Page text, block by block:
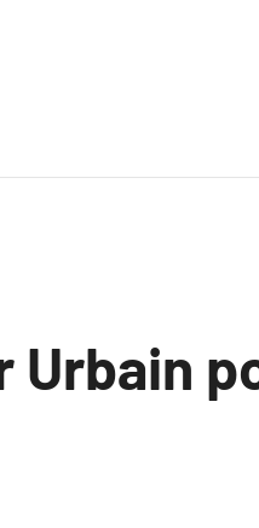
Urbain